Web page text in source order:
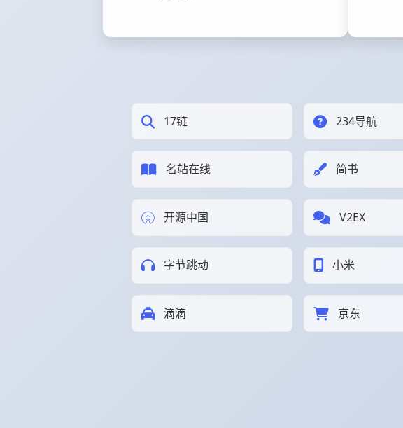
17链 234导航
名站在线 简书
开源中国 V2EX
字节跳动 小米
滴滴 京东